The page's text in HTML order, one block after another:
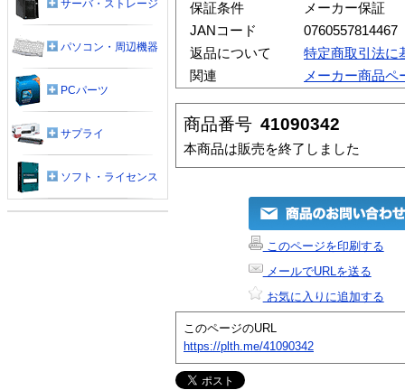
保証条件
メーカー保証
JANコード
0760557814467
返品について
特定商取引法に
関連
メーカー商品ペ
商品番号 41090342
本商品は販売を終了しました
このページを印刷する
メールでURLを送る
お気に入りに追加する
このページのURL
https://plth.me/41090342
サーバ・ストレージ
パソコン・周辺機器
PCパーツ
サプライ
ソフト・ライセンス